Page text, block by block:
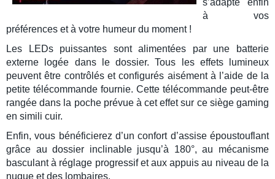
s’adapte enfin
à vos
préférences et à votre humeur du moment !
Les LEDs puissantes sont alimentées par une batterie
externe logée dans le dossier. Tous les effets lumineux
peuvent être contrôlés et configurés aisément à l’aide de la
petite télécommande fournie. Cette télécommande peut-être
rangée dans la poche prévue à cet effet sur ce siège gaming
en simili cuir.
Enfin, vous bénéficierez d’un confort d’assise époustouflant
grâce au dossier inclinable jusqu’à 180°, au mécanisme
basculant à réglage progressif et aux appuis au niveau de la
nuque et des lombaires.